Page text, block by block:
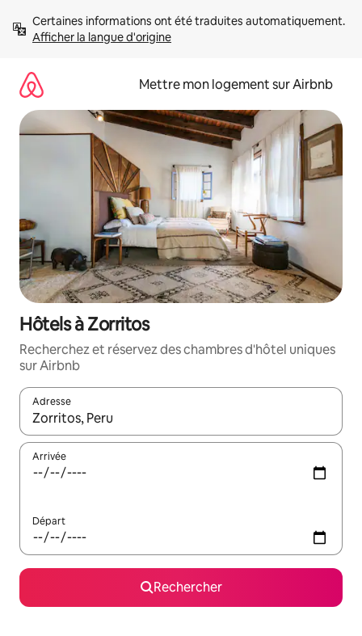
directement
Afficher la langue d'origine
Mettre mon logement sur Airbnb
Hôtels à Zorritos
Recherchez et réservez des chambres d'hôtel uniques
sur Airbnb
Adresse
Lorsque les résultats s'affichent, utilisez les flèches vers le
Arrivée
Départ
Rechercher